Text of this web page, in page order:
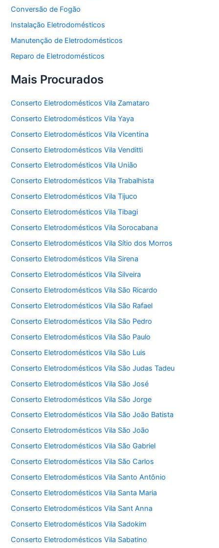
Conversão de Fogão
Instalação Eletrodomésticos
Manutenção de Eletrodomésticos
Reparo de Eletrodomésticos
Mais Procurados
Conserto Eletrodomésticos Vila Zamataro
Conserto Eletrodomésticos Vila Yaya
Conserto Eletrodomésticos Vila Vicentina
Conserto Eletrodomésticos Vila Venditti
Conserto Eletrodomésticos Vila União
Conserto Eletrodomésticos Vila Trabalhista
Conserto Eletrodomésticos Vila Tijuco
Conserto Eletrodomésticos Vila Tibagi
Conserto Eletrodomésticos Vila Sorocabana
Conserto Eletrodomésticos Vila Sítio dos Morros
Conserto Eletrodomésticos Vila Sirena
Conserto Eletrodomésticos Vila Silveira
Conserto Eletrodomésticos Vila São Ricardo
Conserto Eletrodomésticos Vila São Rafael
Conserto Eletrodomésticos Vila São Pedro
Conserto Eletrodomésticos Vila São Paulo
Conserto Eletrodomésticos Vila São Luis
Conserto Eletrodomésticos Vila São Judas Tadeu
Conserto Eletrodomésticos Vila São José
Conserto Eletrodomésticos Vila São Jorge
Conserto Eletrodomésticos Vila São João Batista
Conserto Eletrodomésticos Vila São João
Conserto Eletrodomésticos Vila São Gabriel
Conserto Eletrodomésticos Vila São Carlos
Conserto Eletrodomésticos Vila Santo Antônio
Conserto Eletrodomésticos Vila Santa Maria
Conserto Eletrodomésticos Vila Sant Anna
Conserto Eletrodomésticos Vila Sadokim
Conserto Eletrodomésticos Vila Sabatino